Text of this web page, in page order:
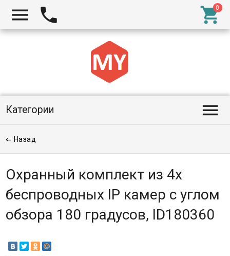
  
Категории 
⇐ Назад
Охранный комплект из 4х
беспроводных IP камер с углом
обзора 180 градусов, ID180360